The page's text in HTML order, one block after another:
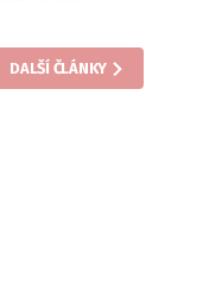
DALŠÍ ČLÁNKY